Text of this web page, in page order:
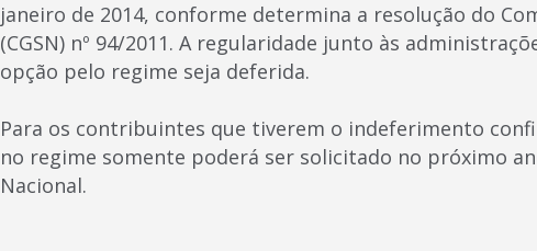
janeiro de 2014, conforme determina a resolução do
(CGSN) nº 94/2011. A regularidade junto às
opção pelo regime seja deferida.
Para os contribuintes que tiverem o indeferimento
no regime somente poderá ser solicitado no próximo
Nacional.